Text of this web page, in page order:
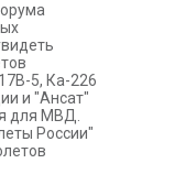
5, Ка-226
и "Ансат"
для МВД.
России"